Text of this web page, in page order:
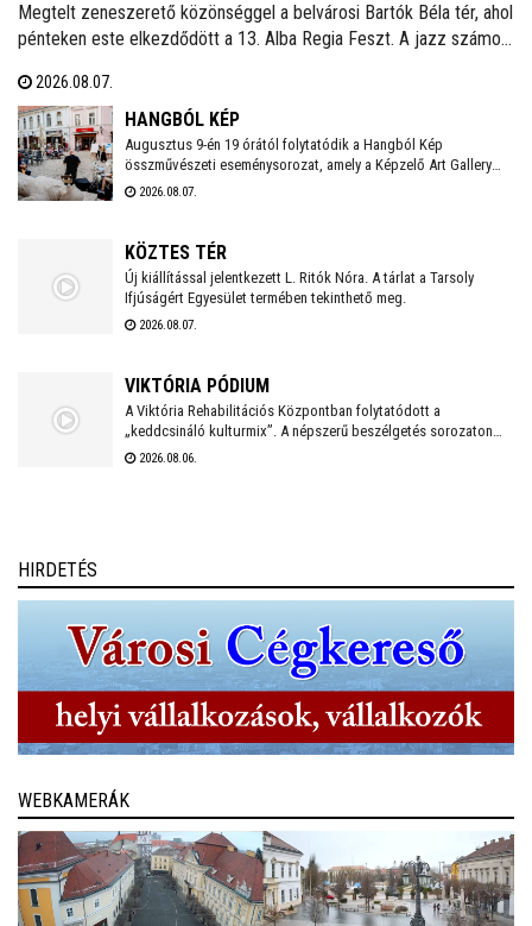
Megtelt zeneszerető közönséggel a belvárosi Bartók Béla tér, ahol
pénteken este elkezdődött a 13. Alba Regia Feszt. A jazz számos
Iskola végzős diákjainak fellépése nyitotta. Itt és a Szent István
Király Múzeum Díszudvarán szombaton és vasárnap este is
ingyenes koncertek várják a fehérváriakat és minden kedves
vendéget.
2026.08.07.
HANGBÓL KÉP
Augusztus 9-én 19 órától folytatódik a Hangból Kép
összművészeti eseménysorozat, amely a Képzelő Art Gallery
művészeti közösségéhez kapcsolódó kezdeményezésként,
2026.08.07.
KÖZTES TÉR
Új kiállítással jelentkezett L. Ritók Nóra. A tárlat a Tarsoly
Ifjúságért Egyesület termében tekinthető meg.
2026.08.07.
VIKTÓRIA PÓDIUM
A Viktória Rehabilitációs Központban folytatódott a
„keddcsináló kulturmix”. A népszerű beszélgetés sorozaton
ezúttal is kivételes vendégek tisztelték meg a Viktória Pódium
2026.08.06.
HIRDETÉS
WEBKAMERÁK